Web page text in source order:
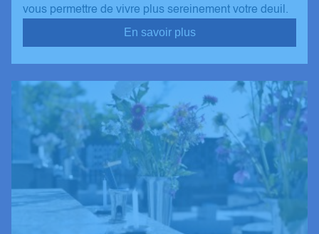
vous permettre de vivre plus sereinement votre deuil.
En savoir plus